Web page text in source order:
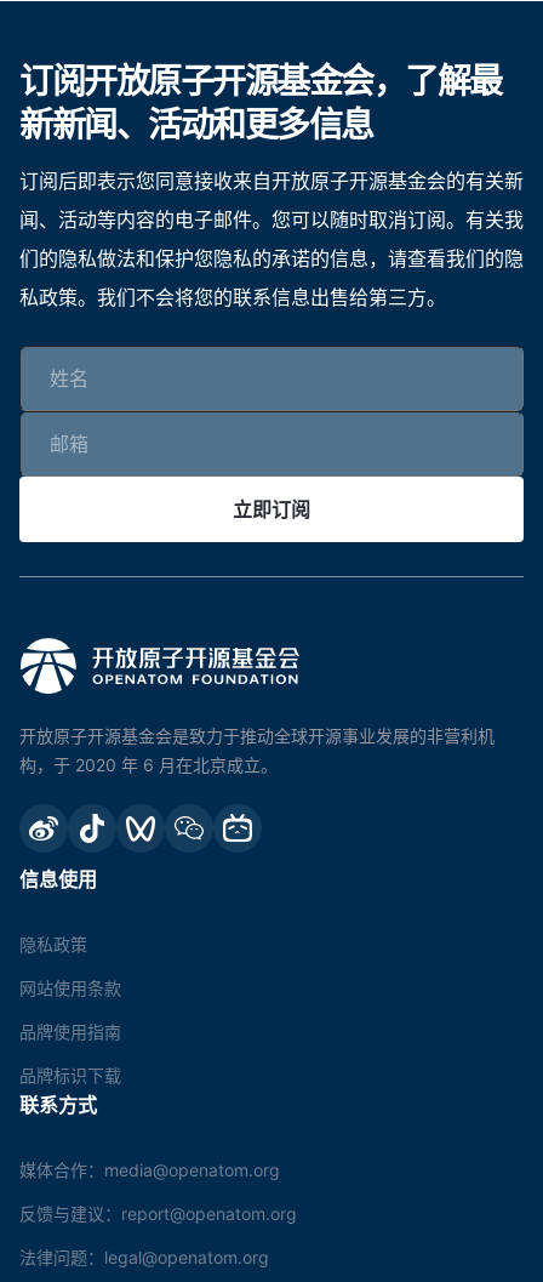
订阅开放原子开源基金会，了解最
新新闻、活动和更多信息
订阅后即表示您同意接收来自开放原子开源基金会的有关新
闻、活动等内容的电子邮件。您可以随时取消订阅。有关我
们的隐私做法和保护您隐私的承诺的信息，请查看我们的隐
私政策。我们不会将您的联系信息出售给第三方。
立即订阅
开放原子开源基金会是致力于推动全球开源事业发展的非营利机
构，于 2020 年 6 月在北京成立。
信息使用
隐私政策
网站使用条款
品牌使用指南
品牌标识下载
联系方式
媒体合作：media@openatom.org
反馈与建议：report@openatom.org
法律问题：legal@openatom.org